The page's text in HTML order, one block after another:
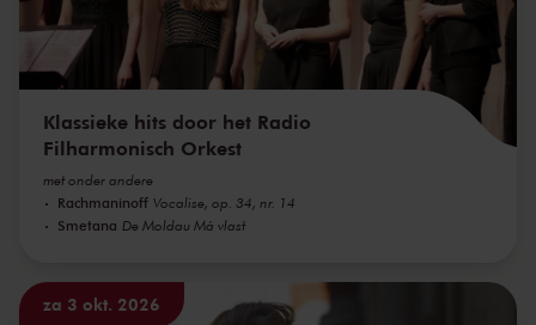
Klassieke hits door het Radio
Filharmonisch Orkest
met onder andere
Rachmaninoff Vocalise, op. 34, nr. 14
Smetana De Moldau Má vlast
za 3 okt. 2026